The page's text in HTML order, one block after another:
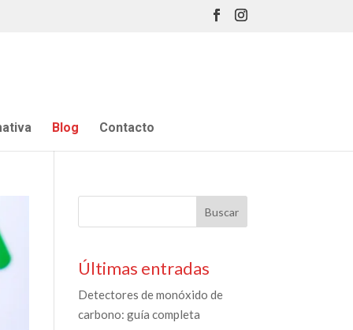
Blog Contacto
Últimas entradas
Detectores de monóxido de
carbono: guía completa